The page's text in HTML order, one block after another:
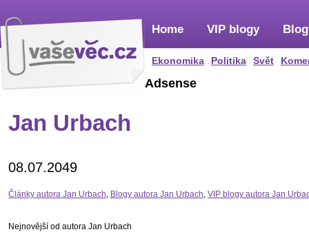
Home
Ekonomika Politika Svět
VIP blogy
Adsense
Jan Urbach
08.07.2049
Články autora Jan Urbach, Blogy autora Jan Urbach, VIP blogy autora Jan
Nejnovější od autora Jan Urbach